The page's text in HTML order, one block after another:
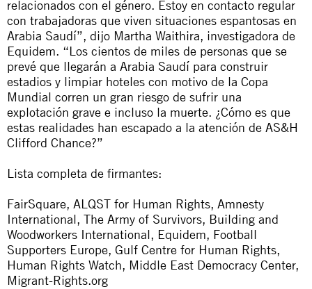
relacionados con el género. Estoy en contacto regular
con trabajadoras que viven situaciones espantosas en
Arabia Saudí”, dijo Martha Waithira, investigadora de
Equidem. “Los cientos de miles de personas que se
prevé que llegarán a Arabia Saudí para construir
estadios y limpiar hoteles con motivo de la Copa
Mundial corren un gran riesgo de sufrir una
explotación grave e incluso la muerte. ¿Cómo es que
estas realidades han escapado a la atención de AS&H
Clifford Chance?”
Lista completa de firmantes:
FairSquare, ALQST for Human Rights, Amnesty
International, The Army of Survivors, Building and
Woodworkers International, Equidem, Football
Supporters Europe, Gulf Centre for Human Rights,
Human Rights Watch, Middle East Democracy Center,
Migrant-Rights.org